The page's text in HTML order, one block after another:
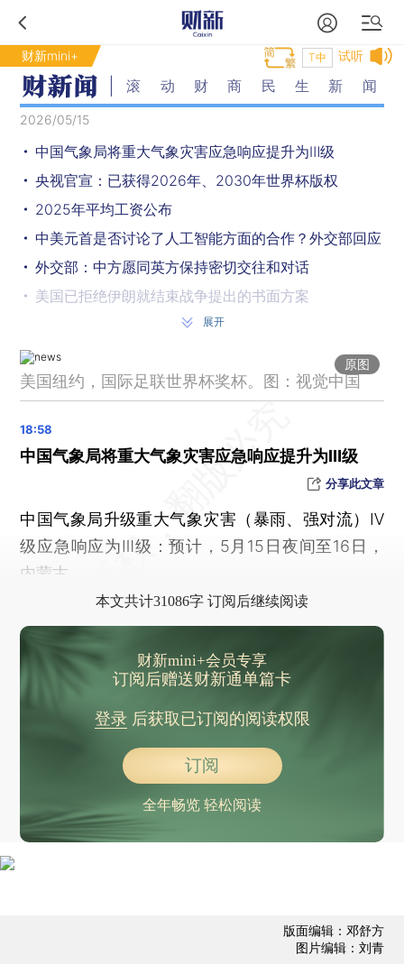
财新mini+ 试听
T中
滚动财商民生新闻
2026/05/15
中国气象局将重大气象灾害应急响应提升为Ⅲ级
央视官宣：已获得2026年、2030年世界杯版权
2025年平均工资公布
中美元首是否讨论了人工智能方面的合作？外交部回应
外交部：中方愿同英方保持密切交往和对话
美国已拒绝伊朗就结束战争提出的书面方案
马修·威尔当选所罗门群岛新任总理
公安部公布10起依法打击跨境销售可制毒物品及新精神活性物质违法犯罪典型案例
“一箭五星” 力箭一号遥十三运载火箭发射成功
外交部：中美双方就两国元首年内互动安排保持着沟通
特朗普称中方已同意购买200架波音飞机，外交部回应
中国是否同意未来采购美国石油？外交部回应
创新药试验数据有了“护身符” 最长保护期6年
美国总统特朗普结束访华
习近平同美国总统特朗普在中南海小范围会晤
现货黄金跌破4600美元关口
阿根廷将在乌斯怀亚开展汉坦病毒调查
支付宝回应“捐赠184万元不知情”：按指令转账，涉事账户存多人共用嫌疑，或涉违法犯罪
古巴官员称该国柴油和燃料油储备已耗尽，多省发生断电
展开
原图
美国纽约，国际足联世界杯奖杯。图：视觉中国
中国气象局将重大气象灾害应急响应提升为Ⅲ级
分享此文章
中国气象局升级重大气象灾害（暴雨、强对流）Ⅳ
级应急响应为Ⅲ级：预计，5月15日夜间至16日，
内蒙古、
本文共计31086字 订阅后继续阅读
财新mini+会员专享
订阅后赠送财新通单篇卡
登录后获取已订阅的阅读权限
订阅
全年畅览 轻松阅读
版面编辑：邓舒方
图片编辑：刘青